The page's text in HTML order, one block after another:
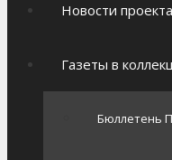
Новости проекта
Газеты в
Бюллетень